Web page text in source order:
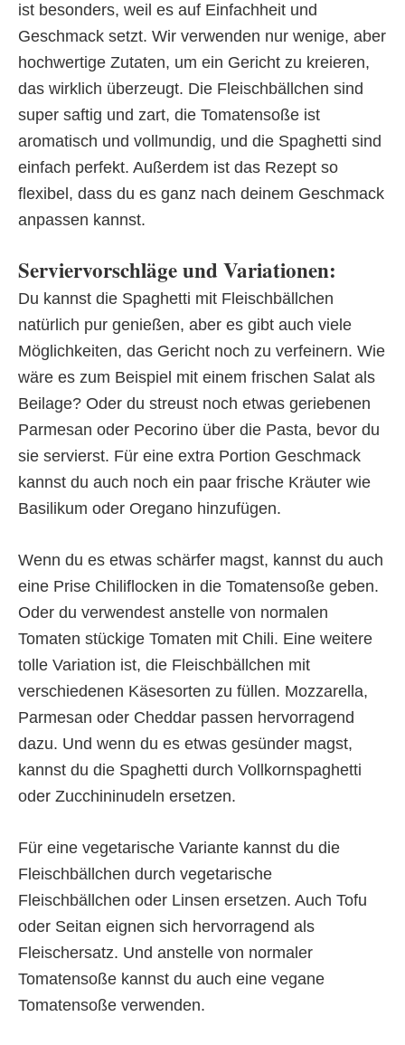
ist besonders, weil es auf Einfachheit und
Geschmack setzt. Wir verwenden nur wenige, aber
hochwertige Zutaten, um ein Gericht zu kreieren,
das wirklich überzeugt. Die Fleischbällchen sind
super saftig und zart, die Tomatensoße ist
aromatisch und vollmundig, und die Spaghetti sind
einfach perfekt. Außerdem ist das Rezept so
flexibel, dass du es ganz nach deinem Geschmack
anpassen kannst.
Serviervorschläge und Variationen:
Du kannst die Spaghetti mit Fleischbällchen
natürlich pur genießen, aber es gibt auch viele
Möglichkeiten, das Gericht noch zu verfeinern. Wie
wäre es zum Beispiel mit einem frischen Salat als
Beilage? Oder du streust noch etwas geriebenen
Parmesan oder Pecorino über die Pasta, bevor du
sie servierst. Für eine extra Portion Geschmack
kannst du auch noch ein paar frische Kräuter wie
Basilikum oder Oregano hinzufügen.
Wenn du es etwas schärfer magst, kannst du auch
eine Prise Chiliflocken in die Tomatensoße geben.
Oder du verwendest anstelle von normalen
Tomaten stückige Tomaten mit Chili. Eine weitere
tolle Variation ist, die Fleischbällchen mit
verschiedenen Käsesorten zu füllen. Mozzarella,
Parmesan oder Cheddar passen hervorragend
dazu. Und wenn du es etwas gesünder magst,
kannst du die Spaghetti durch Vollkornspaghetti
oder Zucchininudeln ersetzen.
Für eine vegetarische Variante kannst du die
Fleischbällchen durch vegetarische
Fleischbällchen oder Linsen ersetzen. Auch Tofu
oder Seitan eignen sich hervorragend als
Fleischersatz. Und anstelle von normaler
Tomatensoße kannst du auch eine vegane
Tomatensoße verwenden.